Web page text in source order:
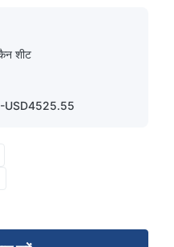
शीट
USD4525.55